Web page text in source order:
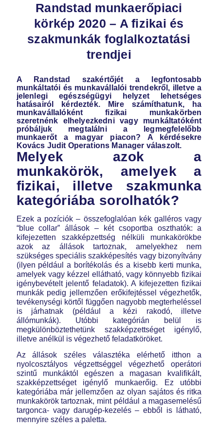
Randstad munkaerőpiaci
körkép 2020 – A fizikai és
szakmunkák foglalkoztatási
trendjei
A Randstad szakértőjét a legfontosabb
munkáltatói és munkavállalói trendekről, illetve a
jelenlegi egészségügyi helyzet lehetséges
hatásairól kérdezték. Mire számíthatunk, ha
munkavállalóként fizikai munkakörben
szeretnénk elhelyezkedni vagy munkáltatóként
próbáljuk megtalálni a legmegfelelőbb
munkaerőt a magyar piacon? A kérdésekre
Kovács Judit Operations Manager válaszolt.
Melyek azok a
munkakörök, amelyek a
fizikai, illetve szakmunka
kategóriába sorolhatók?
Ezek a pozíciók – összefoglalóan kék galléros vagy
“blue collar” állások – két csoportba oszthatók: a
kifejezetten szakképzettség nélküli munkakörökbe
azok az állások tartoznak, amelyekhez nem
szükséges speciális szakképesítés vagy bizonyítvány
(ilyen például a borítékolás és a kisebb kerti munka,
amelyek vagy kézzel ellátható, vagy könnyebb fizikai
igénybevételt jelentő feladatok). A kifejezetten fizikai
munkák pedig jellemzően erőkifejtéssel végezhetők,
tevékenységi körtől függően nagyobb megterheléssel
is járhatnak (például a kézi rakodó, illetve
állómunkák). Utóbbi kategórián belül is
megkülönböztethetünk szakképzettséget igénylő,
illetve anélkül is végezhető feladatköröket.
Az állások széles választéka elérhető itthon a
nyolcosztályos végzettséggel végezhető operátori
szintű munkáktól egészen a magasan kvalifikált,
szakképzettséget igénylő munkaerőig. Ez utóbbi
kategóriába már jellemzően az olyan sajátos és ritka
munkakörök tartoznak, mint például a magasemelésű
targonca- vagy darugép-kezelés – ebből is látható,
mennyire széles a paletta.